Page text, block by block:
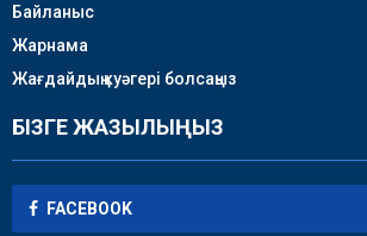
Байланыс
Жарнама
Жағдайдың куәгері болсаңыз
БІЗГЕ ЖАЗЫЛЫҢЫЗ
FACEBOOK